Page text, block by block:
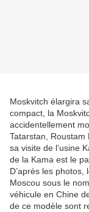
Moskvitch élargira
compact, la
accidentellement
Tatarstan, Roustam
sa visite de l’usine
de la Kama est le
D’après les
Moscou sous le
véhicule en Chine
de ce modèle sont